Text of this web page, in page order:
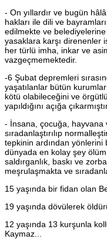
- On yıllardır ve bugün
hakları ile dili ve
edilmekte ve belediyelerine
yasaklara karşı direnenler
her türlü imha, inkar ve
vazgeçmemektedir.
-6 Şubat depremleri
yaşatılanlar bütün
kötü olabileceğini ve
yapıldığını açığa
- İnsana, çocuğa,
sıradanlaştırılıp
tepkinin ardından
dünyada en kolay şey
saldırganlık, baskı ve
meşrulaşmakta ve
15 yaşında bir fidan olan
19 yaşında dövülerek
12 yaşında 13 kurşunla
Kaymaz...